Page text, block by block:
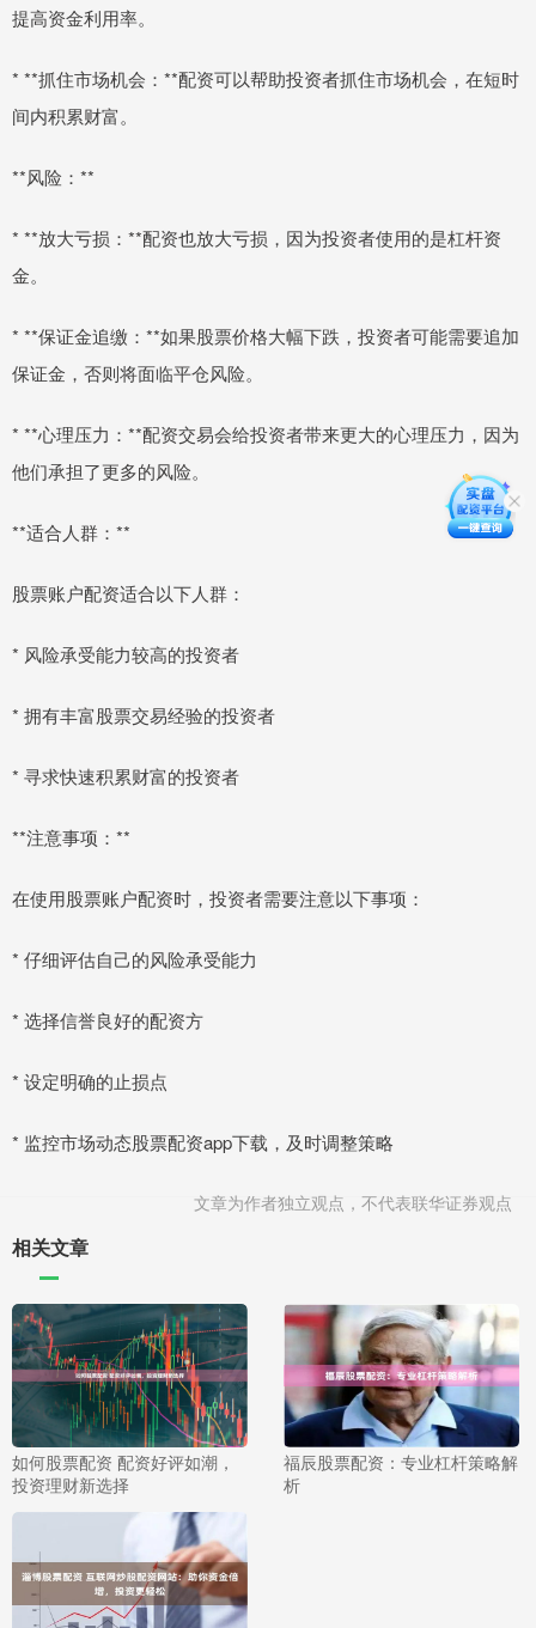
提高资金利用率。
* **抓住市场机会：**配资可以帮助投资者抓住市场机会，在短时
间内积累财富。
**风险：**
* **放大亏损：**配资也放大亏损，因为投资者使用的是杠杆资
金。
* **保证金追缴：**如果股票价格大幅下跌，投资者可能需要追加
保证金，否则将面临平仓风险。
* **心理压力：**配资交易会给投资者带来更大的心理压力，因为
他们承担了更多的风险。
**适合人群：**
股票账户配资适合以下人群：
* 风险承受能力较高的投资者
* 拥有丰富股票交易经验的投资者
* 寻求快速积累财富的投资者
**注意事项：**
在使用股票账户配资时，投资者需要注意以下事项：
* 仔细评估自己的风险承受能力
* 选择信誉良好的配资方
* 设定明确的止损点
* 监控市场动态股票配资app下载，及时调整策略
文章为作者独立观点，不代表联华证券观点
相关文章
如何股票配资 配资好评如潮，
投资理财新选择
福辰股票配资：专业杠杆策略解
析